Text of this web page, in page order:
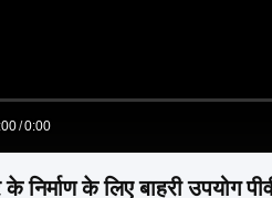
/0:00
निर्माण के लिए बाहरी उपयोग